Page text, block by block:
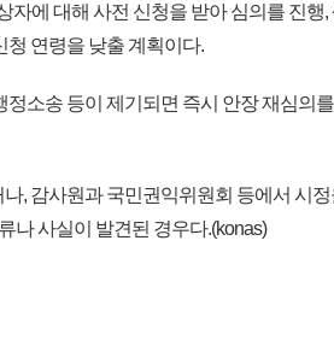
자에 대해 사전 신청을 받아 심의를 진행,
청 연령을 낮출 계획이다.
소송 등이 제기되면 즉시 안장 재심의
, 감사원과 국민권익위원회 등에서 시정
나 사실이 발견된 경우다.(konas)